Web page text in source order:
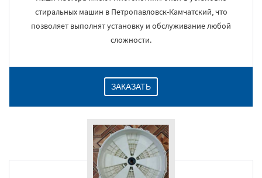
стиральных машин в Петропавловск-Камчатский, что
позволяет выполнят установку и обслуживание любой
сложности.
ЗАКАЗАТЬ